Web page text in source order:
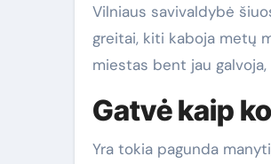
Vilniaus savivaldybė
greitai, kiti kaboja metų
miestas bent jau
Gatvė kaip
Yra tokia pagunda